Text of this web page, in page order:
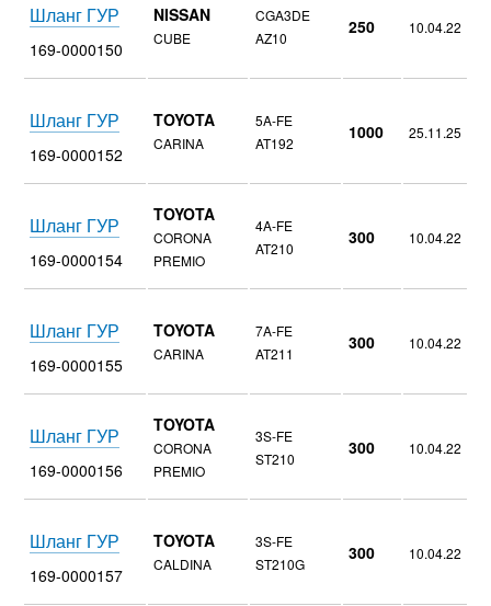
Шланг ГУР
169-0000150
NISSAN
CUBE
CGA3DE
AZ10
250 10.04.22
Шланг ГУР
169-0000152
TOYOTA
CARINA
5A-FE
AT192
1000 25.11.25
Шланг ГУР
169-0000154
TOYOTA
CORONA
PREMIO
4A-FE
AT210
300 10.04.22
Шланг ГУР
169-0000155
TOYOTA
CARINA
7A-FE
AT211
300 10.04.22
Шланг ГУР
169-0000156
TOYOTA
CORONA
PREMIO
3S-FE
ST210
300 10.04.22
Шланг ГУР
169-0000157
TOYOTA
CALDINA
3S-FE
ST210G
300 10.04.22